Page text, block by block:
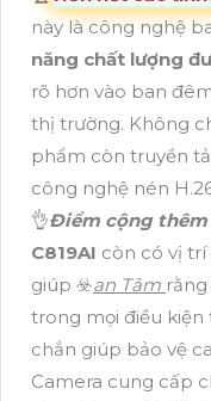
này là công nghệ
năng chất lượng
rõ hơn vào ban
thị trường. Không
phẩm còn truyền
công nghệ nén
👌Điểm cộng thêm
C819AI còn có vị
giúp ☣️an Tâm
trong mọi điều kiện
chắn giúp bảo vệ
Camera cung cấp